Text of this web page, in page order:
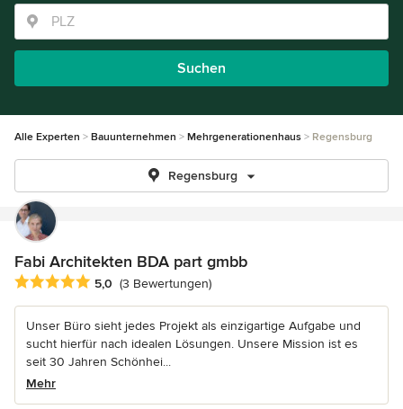
Suchen
Alle Experten Bauunternehmen Mehrgenerationenhaus Regensburg
Regensburg
Fabi Architekten BDA part gmbb
Durchschnittliche Bewertung: 5 von 5 Sternen
5,0 (3 Bewertungen)
Unser Büro sieht jedes Projekt als einzigartige Aufgabe und
sucht hierfür nach idealen Lösungen. Unsere Mission ist es
seit 30 Jahren Schönhei...
Mehr